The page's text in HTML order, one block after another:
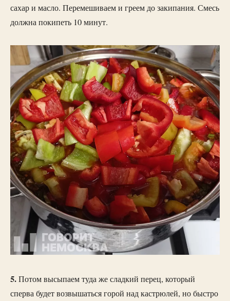
сахар и масло. Перемешиваем и греем до закипания. Смесь
должна покипеть 10 минут.
5.Потом высыпаем туда же сладкий перец, который
сперва будет возвышаться горой над кастрюлей, но быстро